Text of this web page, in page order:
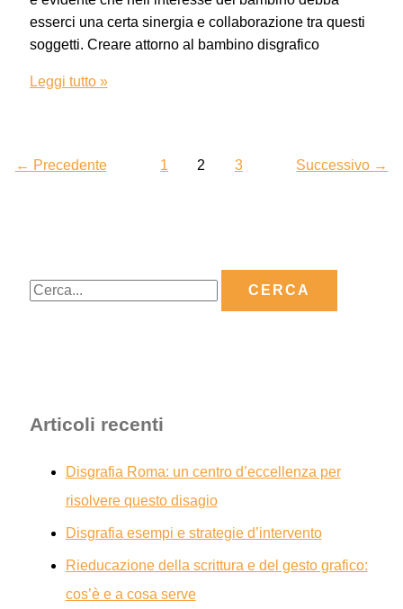
esserci una certa sinergia e collaborazione tra questi
soggetti. Creare attorno al bambino disgrafico
Leggi tutto »
← Precedente 1 2 3 Successivo →
Articoli recenti
Disgrafia Roma: un centro d’eccellenza per
risolvere questo disagio
Disgrafia esempi e strategie d’intervento
Rieducazione della scrittura e del gesto grafico:
cos’è e a cosa serve